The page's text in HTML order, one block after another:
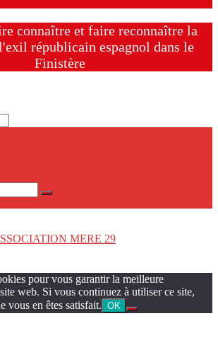
connaître et faire reconnaître la
républicain espagnol dans le
Finistère
MERE 29
pour vous garantir la meilleure
web. Si vous continuez à utiliser ce site,
vous en êtes satisfait. OK